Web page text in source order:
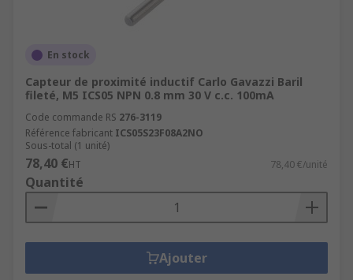
En stock
Capteur de proximité inductif Carlo Gavazzi Baril
fileté, M5 ICS05 NPN 0.8 mm 30 V c.c. 100mA
Code commande RS 276-3119
Référence fabricant ICS05S23F08A2NO
Sous-total (1 unité)
78,40 €HT 78,40 €/unité
Quantité
Ajouter